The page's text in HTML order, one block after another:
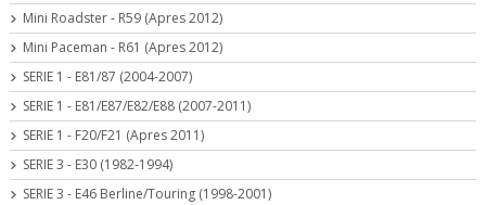
Mini Roadster - R59 (Apres 2012)
Mini Paceman - R61 (Apres 2012)
SERIE 1 - E81/87 (2004-2007)
SERIE 1 - E81/E87/E82/E88 (2007-2011)
SERIE 1 - F20/F21 (Apres 2011)
SERIE 3 - E30 (1982-1994)
SERIE 3 - E46 Berline/Touring (1998-2001)